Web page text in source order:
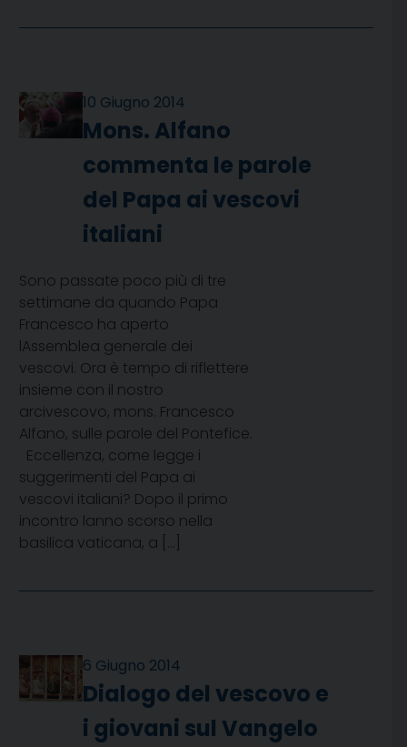
10 Giugno 2014
Mons. Alfano
commenta le parole
del Papa ai vescovi
italiani
Sono passate poco più di tre
settimane da quando Papa
Francesco ha aperto
lAssemblea generale dei
vescovi. Ora è tempo di riflettere
insieme con il nostro
arcivescovo, mons. Francesco
Alfano, sulle parole del Pontefice.
Eccellenza, come legge i
suggerimenti del Papa ai
vescovi italiani? Dopo il primo
incontro lanno scorso nella
basilica vaticana, a […]
6 Giugno 2014
Dialogo del vescovo e
i giovani sul Vangelo